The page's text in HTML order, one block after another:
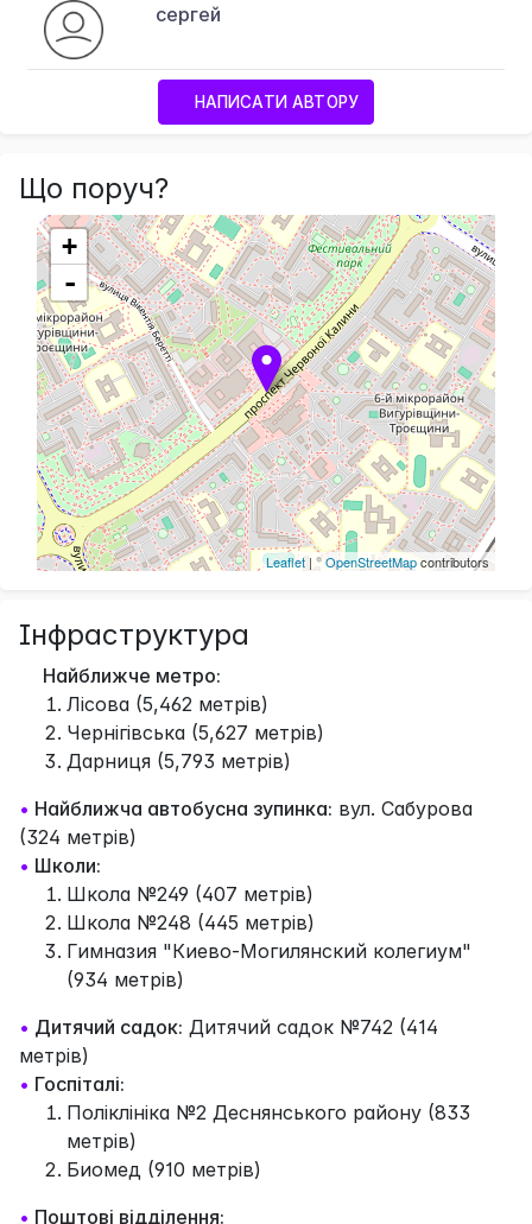
сергей
НАПИСАТИ АВТОРУ
Що поруч?
+
-
Leaflet | ©OpenStreetMapcontributors
Інфраструктура
Найближче метро:
Лісова (5,462 метрів)
Чернігівська (5,627 метрів)
Дарниця (5,793 метрів)
• Найближча автобусна зупинка: вул. Сабурова
(324 метрів)
• Школи:
Школа №249 (407 метрів)
Школа №248 (445 метрів)
Гимназия "Киево-Могилянский колегиум"
(934 метрів)
• Дитячий садок: Дитячий садок №742 (414
метрів)
• Госпіталі:
Поліклініка №2 Деснянського району (833
метрів)
Биомед (910 метрів)
• Поштові відділення: